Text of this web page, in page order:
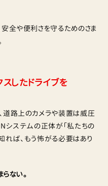
全や便利さを守るためのさま
スしたドライブを
道路上のカメラや装置は威圧
Nシステムの正体が「私たちの
れば、もう怖がる必要はあり
ない。